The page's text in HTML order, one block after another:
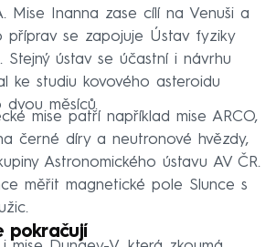
Mise Inanna zase cílí na Venuši a
příprav se zapojuje Ústav fyziky
Stejný ústav se účastní i návrhu
ke studiu kovového asteroidu
měsíců.
mise patří například mise ARCO,
černé díry a neutronové hvězdy,
Astronomického ústavu AV ČR.
měřit magnetické pole Slunce s
pokračují